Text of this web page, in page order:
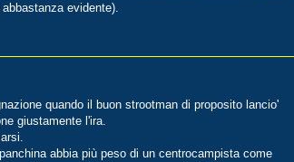
evidente).
quando il buon strootman di proposito lancio'
giustamente l'ira.
abbia più peso di un centrocampista come